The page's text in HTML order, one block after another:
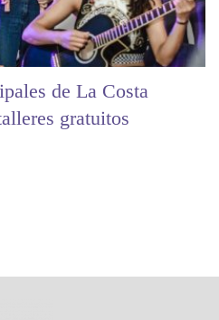
de La Costa
gratuitos